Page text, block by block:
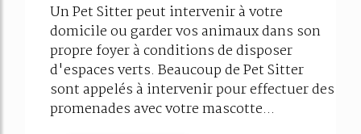
Un Pet Sitter peut intervenir à votre
domicile ou garder vos animaux dans son
propre foyer à conditions de disposer
d'espaces verts. Beaucoup de Pet Sitter
sont appelés à intervenir pour effectuer des
promenades avec votre mascotte...